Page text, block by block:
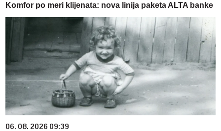
Komfor po meri klijenata: nova linija paketa ALTA banke
06. 08. 2026 09:39